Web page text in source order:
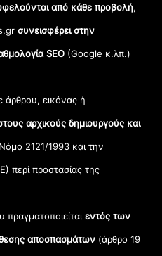
από κάθε προβολή,
συνεισφέρει στην
SEO (Google κ.λπ.)
άρθρου, εικόνας ή
αρχικούς δημιουργούς και
2121/1993 και την
περί προστασίας της
πραγματοποιείταιεντός των
αποσπασμάτων (άρθρο 19